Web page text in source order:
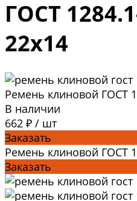
ГОСТ
22х14
Ремень клиновой ГОСТ
В наличии
662 ₽ / шт
Заказать
Ремень клиновой ГОСТ
Заказать